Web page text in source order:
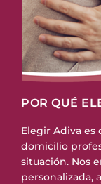
POR QUÉ
Elegir Adiva es
domicilio
situación. Nos
personalizada,